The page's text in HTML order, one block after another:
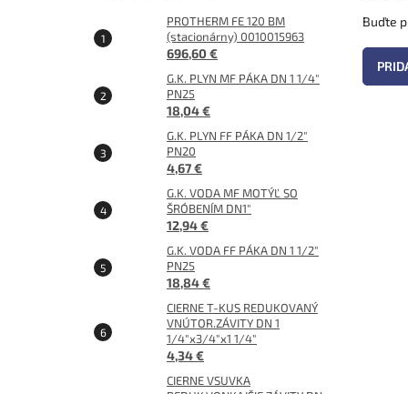
PROTHERM FE 120 BM
(stacionárny) 0010015963
696,60 €
G.K. PLYN MF PÁKA DN 1 1/4"
PN25
18,04 €
G.K. PLYN FF PÁKA DN 1/2"
PN20
4,67 €
G.K. VODA MF MOTÝĽ SO
ŠRÓBENÍM DN1"
12,94 €
G.K. VODA FF PÁKA DN 1 1/2"
PN25
18,84 €
CIERNE T-KUS REDUKOVANÝ
VNÚTOR.ZÁVITY DN 1
1/4"x3/4"x1 1/4"
4,34 €
CIERNE VSUVKA
Buďte